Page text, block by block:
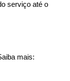
serviço até o
mais: